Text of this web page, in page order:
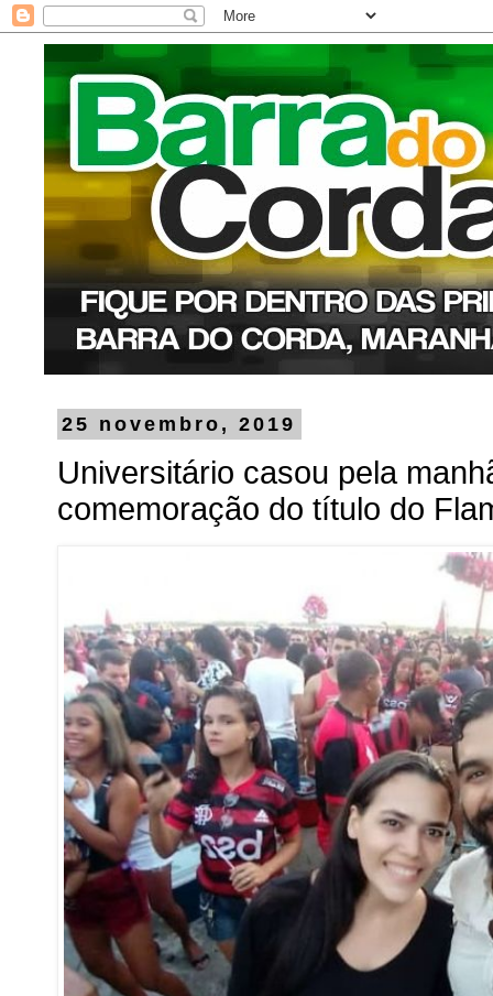
25 novembro, 2019
Universitário casou pela
comemoração do título do